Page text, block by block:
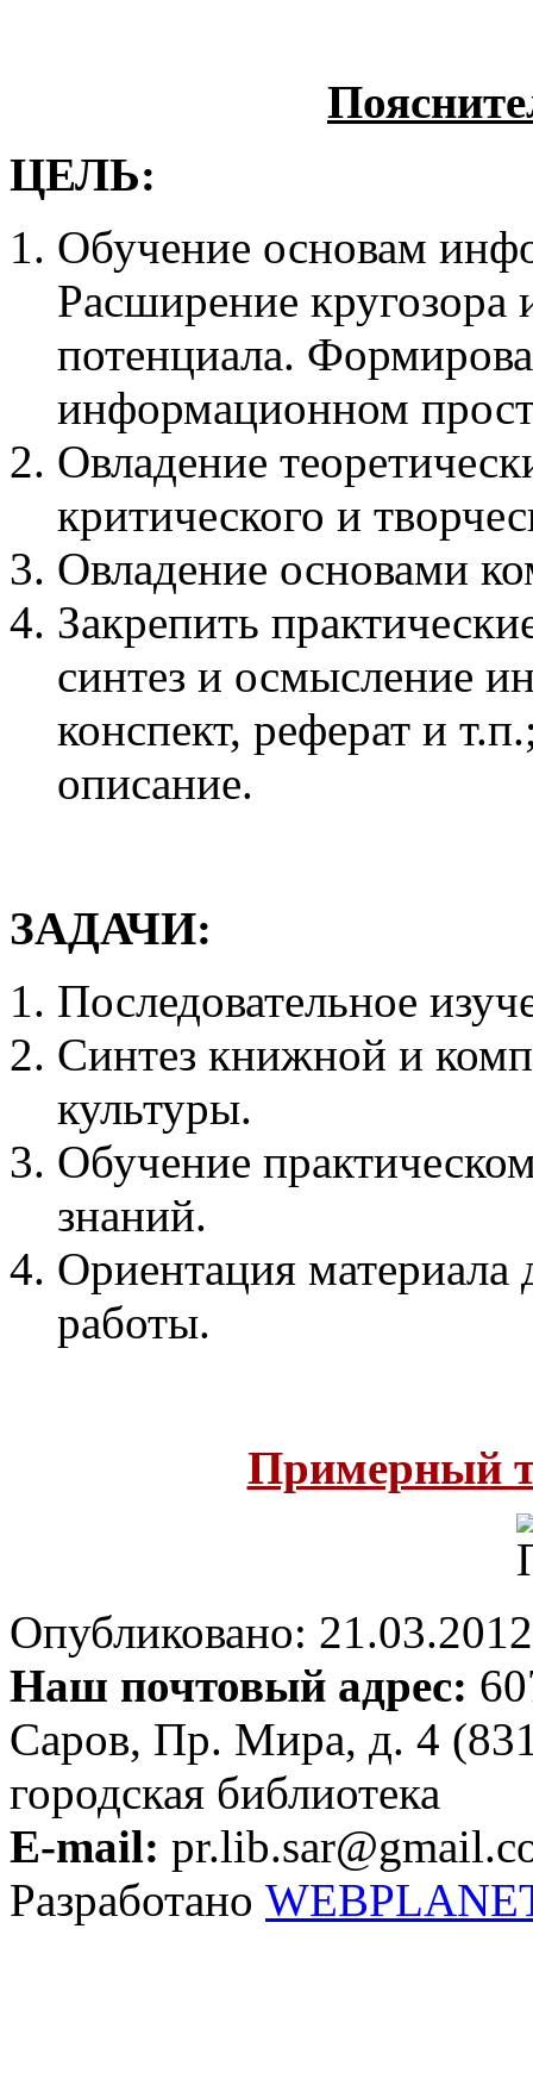
ЦЕЛЬ:
Обучение основам
Расширение кругозора
потенциала.
информационном
Овладение
критического и
Овладение основами
Закрепить
синтез и осмысление
конспект, реферат и
описание.
ЗАДАЧИ:
Последовательное
Синтез книжной и
культуры.
Обучение
знаний.
Ориентация
работы.
Примерный
Опубликовано:
Наш почтовый адрес:
Саров, Пр. Мира, д. 4
городская библиотека
E-mail:
Разработано